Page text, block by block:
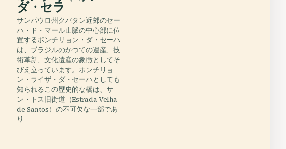
ダ・セラ
サンパウロ州クバタン近郊のセー
ハ・ド・マール山脈の中心部に位
置するポンチリョン・ダ・セーハ
は、ブラジルのかつての遺産、技
術革新、文化遺産の象徴としてそ
びえ立っています。ポンチリョ
ン・ライザ・ダ・セーハとしても
知られるこの歴史的な橋は、サ
ン・トス旧街道（Estrada Velha
de Santos）の不可欠な一部であ
り